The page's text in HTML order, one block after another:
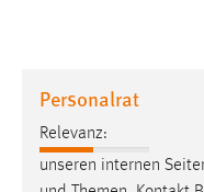
Personalrat
Relevanz:
unseren internen
Performance
Name:
staticfilecache